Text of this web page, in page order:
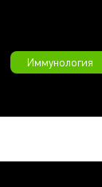
Иммунология